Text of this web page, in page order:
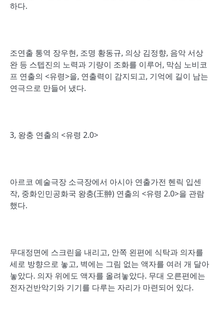
하다.
조연출 통역 장우현, 조명 황동규, 의상 김정향, 음악 서상
완 등 스텝진의 노력과 기량이 조화를 이루어, 막심 노비코
프 연출의 <유령>을, 연출력이 감지되고, 기억에 길이 남는
연극으로 만들어 냈다.
3, 왕충 연출의 <유령 2.0>
아르코 예술극장 소극장에서 아시아 연출가전 헨릭 입센
작, 중화인민공화국 왕충(王翀) 연출의 <유령 2.0>을 관람
했다.
무대정면에 스크린을 내리고, 안쪽 왼편에 식탁과 의자를
세로 방향으로 놓고, 벽에는 그림 없는 액자를 여러 개 달아
놓았다. 의자 위에도 액자를 올려놓았다. 무대 오른편에는
전자건반악기와 기기를 다루는 자리가 마련되어 있다.